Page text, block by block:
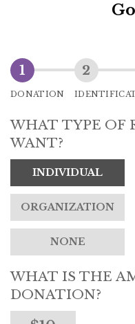
DONATION
WHAT TYPE OF
WANT?
INDIVIDUAL
ORGANIZATION
NONE
WHAT IS THE
DONATION?